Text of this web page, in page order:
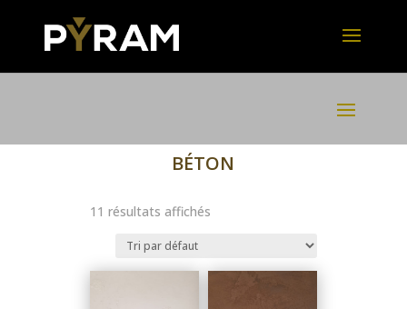
BÉTON
11 résultats affichés